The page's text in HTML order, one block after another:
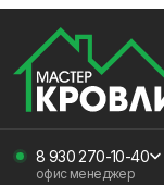
8 930 270-10-40
офис менеджер